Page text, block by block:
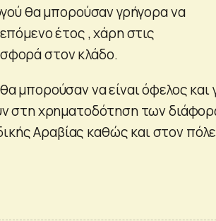
θα μπορούσαν γρήγορα να
έτος , χάρη στις
στον κλάδο.
μπορούσαν να είναι όφελος και
στη χρηματοδότηση των
Αραβίας καθώς και στον